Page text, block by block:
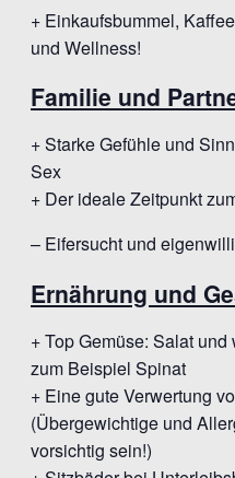
+ Einkaufsbummel,
und Wellness!
Familie und
+ Starke Gefühle und
Sex
+ Der ideale Zeitpunkt
– Eifersucht und
Ernährung und
+ Top Gemüse: Salat
zum Beispiel Spinat
+ Eine gute Verwertung
(Übergewichtige und
vorsichtig sein!)